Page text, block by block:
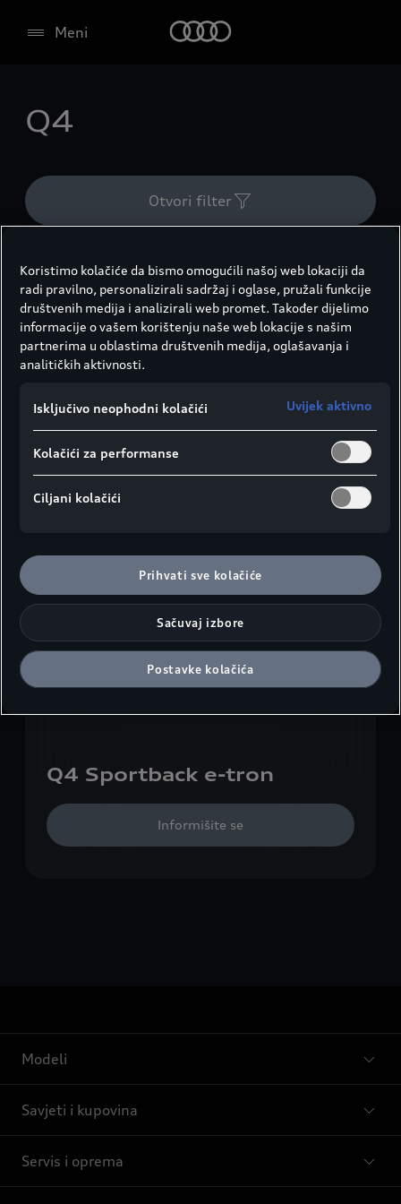
Meni
Q4
Otvori filter
Rezultati (2)
Q4 Sportback e-tron
Informišite se
Modeli
Savjeti i kupovina
Servis i oprema
Koristimo kolačiće da bismo omogućili našoj web lokaciji da
radi pravilno, personalizirali sadržaj i oglase, pružali funkcije
društvenih medija i analizirali web promet. Također dijelimo
informacije o vašem korištenju naše web lokacije s našim
partnerima u oblastima društvenih medija, oglašavanja i
analitičkih aktivnosti.
Isključivo neophodni kolačići Uvijek aktivno
Kolačići za performanse
Ciljani kolačići
Prihvati sve kolačiće
Sačuvaj izbore
Postavke kolačića